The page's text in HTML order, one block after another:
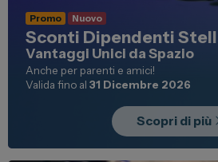
Promo Nuovo
Sconti Dipendenti
Vantaggi Unici da Spazio
Anche per parenti e amici!
Valida fino al31 Dicembre 2026
Scopri di più